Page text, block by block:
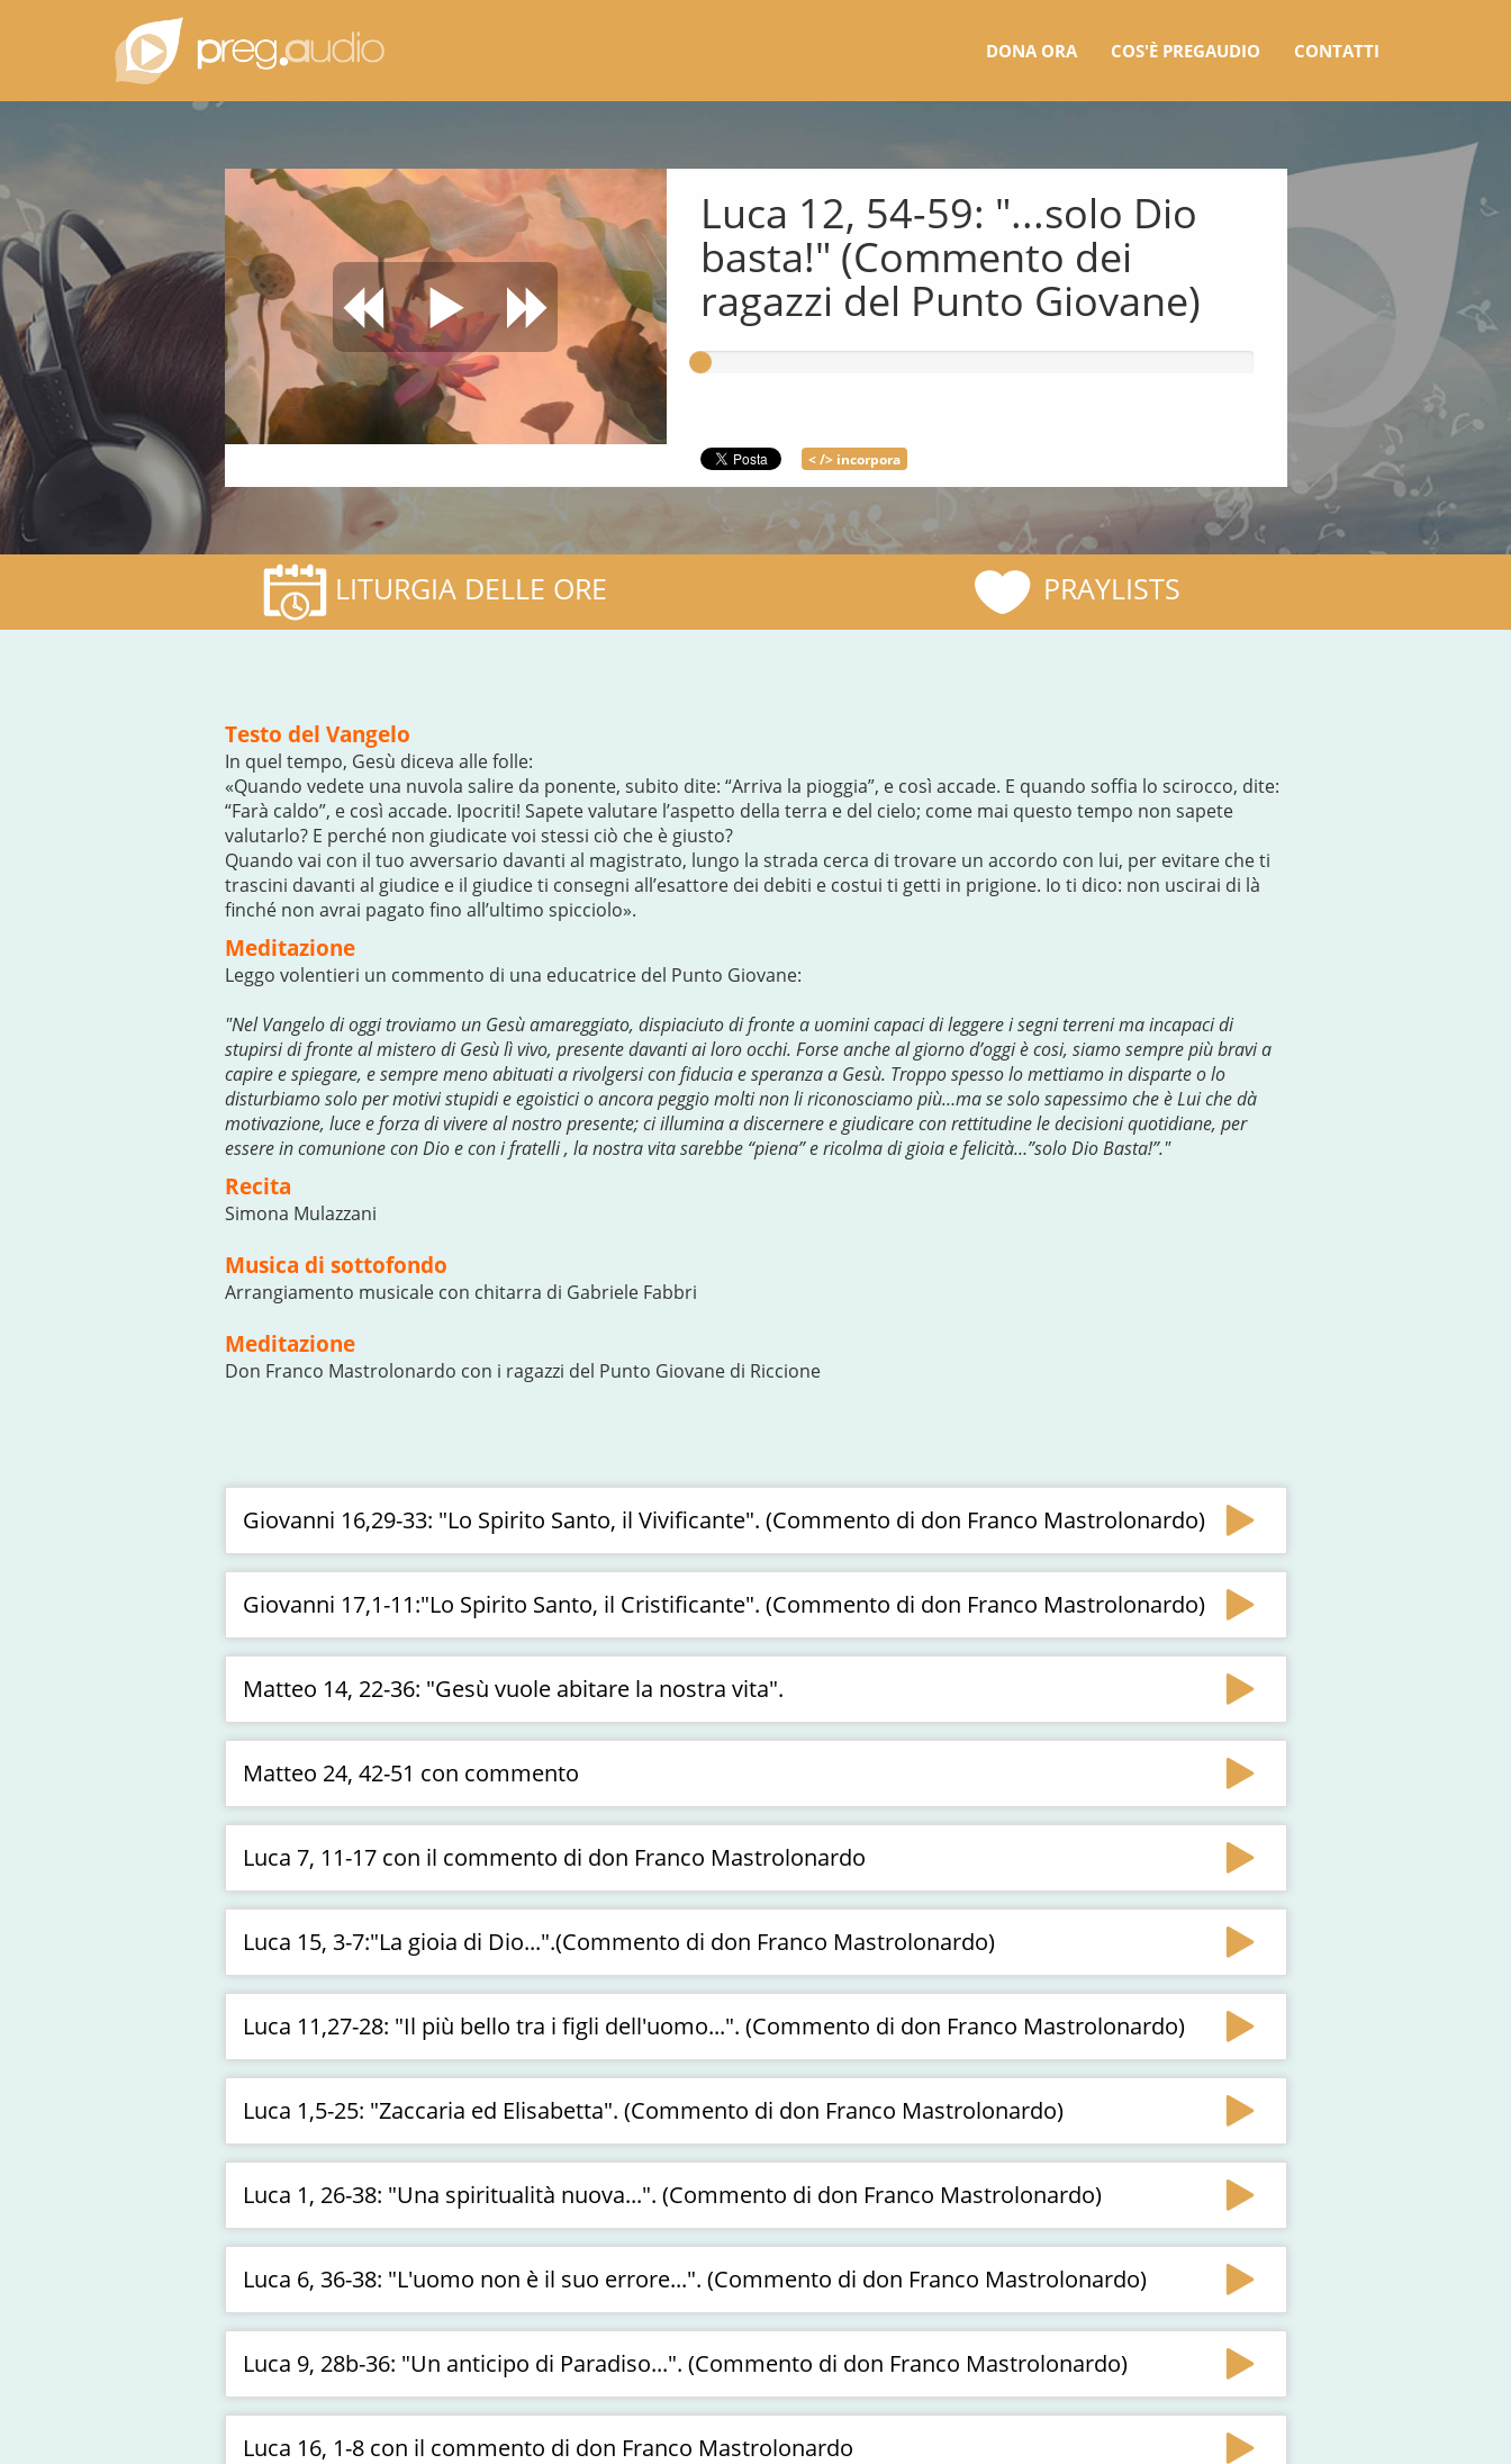
DONA ORA COS'È PREGAUDIO CONTATTI
Luca 12, 54-59: "...solo Dio
basta!" (Commento dei
ragazzi del Punto Giovane)
< /> incorpora
LITURGIA DELLE ORE PRAYLISTS
Testo del Vangelo
In quel tempo, Gesù diceva alle folle:
«Quando vedete una nuvola salire da ponente, subito dite: “Arriva la pioggia”, e così accade. E quando soffia lo scirocco, dite:
“Farà caldo”, e così accade. Ipocriti! Sapete valutare l’aspetto della terra e del cielo; come mai questo tempo non sapete
valutarlo? E perché non giudicate voi stessi ciò che è giusto?
Quando vai con il tuo avversario davanti al magistrato, lungo la strada cerca di trovare un accordo con lui, per evitare che ti
trascini davanti al giudice e il giudice ti consegni all’esattore dei debiti e costui ti getti in prigione. Io ti dico: non uscirai di là
finché non avrai pagato fino all’ultimo spicciolo».
Meditazione
Leggo volentieri un commento di una educatrice del Punto Giovane:
"Nel Vangelo di oggi troviamo un Gesù amareggiato, dispiaciuto di fronte a uomini capaci di leggere i segni terreni ma incapaci di
stupirsi di fronte al mistero di Gesù lì vivo, presente davanti ai loro occhi. Forse anche al giorno d’oggi è cosi, siamo sempre più bravi a
capire e spiegare, e sempre meno abituati a rivolgersi con fiducia e speranza a Gesù. Troppo spesso lo mettiamo in disparte o lo
disturbiamo solo per motivi stupidi e egoistici o ancora peggio molti non li riconosciamo più…ma se solo sapessimo che è Lui che dà
motivazione, luce e forza di vivere al nostro presente; ci illumina a discernere e giudicare con rettitudine le decisioni quotidiane, per
essere in comunione con Dio e con i fratelli , la nostra vita sarebbe “piena” e ricolma di gioia e felicità…”solo Dio Basta!”."
Recita
Simona Mulazzani
Musica di sottofondo
Arrangiamento musicale con chitarra di Gabriele Fabbri
Meditazione
Don Franco Mastrolonardo con i ragazzi del Punto Giovane di Riccione
Giovanni 16,29-33: "Lo Spirito Santo, il Vivificante". (Commento di don Franco Mastrolonardo)
Giovanni 17,1-11:"Lo Spirito Santo, il Cristificante". (Commento di don Franco Mastrolonardo)
Matteo 14, 22-36: "Gesù vuole abitare la nostra vita".
Matteo 24, 42-51 con commento
Luca 7, 11-17 con il commento di don Franco Mastrolonardo
Luca 15, 3-7:"La gioia di Dio...".(Commento di don Franco Mastrolonardo)
Luca 11,27-28: "Il più bello tra i figli dell'uomo...". (Commento di don Franco Mastrolonardo)
Luca 1,5-25: "Zaccaria ed Elisabetta". (Commento di don Franco Mastrolonardo)
Luca 1, 26-38: "Una spiritualità nuova...". (Commento di don Franco Mastrolonardo)
Luca 6, 36-38: "L'uomo non è il suo errore...". (Commento di don Franco Mastrolonardo)
Luca 9, 28b-36: "Un anticipo di Paradiso...". (Commento di don Franco Mastrolonardo)
Luca 16, 1-8 con il commento di don Franco Mastrolonardo